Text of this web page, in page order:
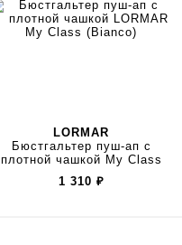
LORMAR
Бюстгальтер пуш-ап с
плотной чашкой My Class
1 310 ₽